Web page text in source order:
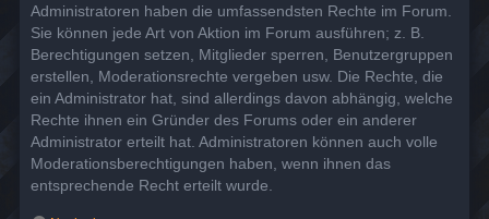
Administratoren haben die umfassendsten Rechte im Forum.
Sie können jede Art von Aktion im Forum ausführen; z. B.
Berechtigungen setzen, Mitglieder sperren, Benutzergruppen
erstellen, Moderationsrechte vergeben usw. Die Rechte, die
ein Administrator hat, sind allerdings davon abhängig, welche
Rechte ihnen ein Gründer des Forums oder ein anderer
Administrator erteilt hat. Administratoren können auch volle
Moderationsberechtigungen haben, wenn ihnen das
entsprechende Recht erteilt wurde.